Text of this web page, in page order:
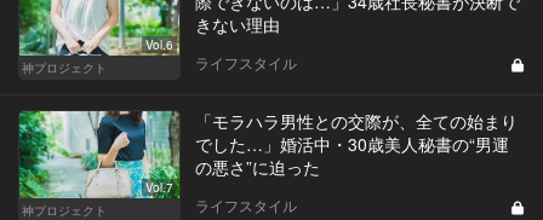
Vol.6
神プロジェクト
きない理由
ライフスタイル
Vol.7
神プロジェクト
「モラハラ男性との交際が、全ての始まり
でした…」婚活中・30歳美人秘書の“男運
の悪さ”に迫った
ライフスタイル